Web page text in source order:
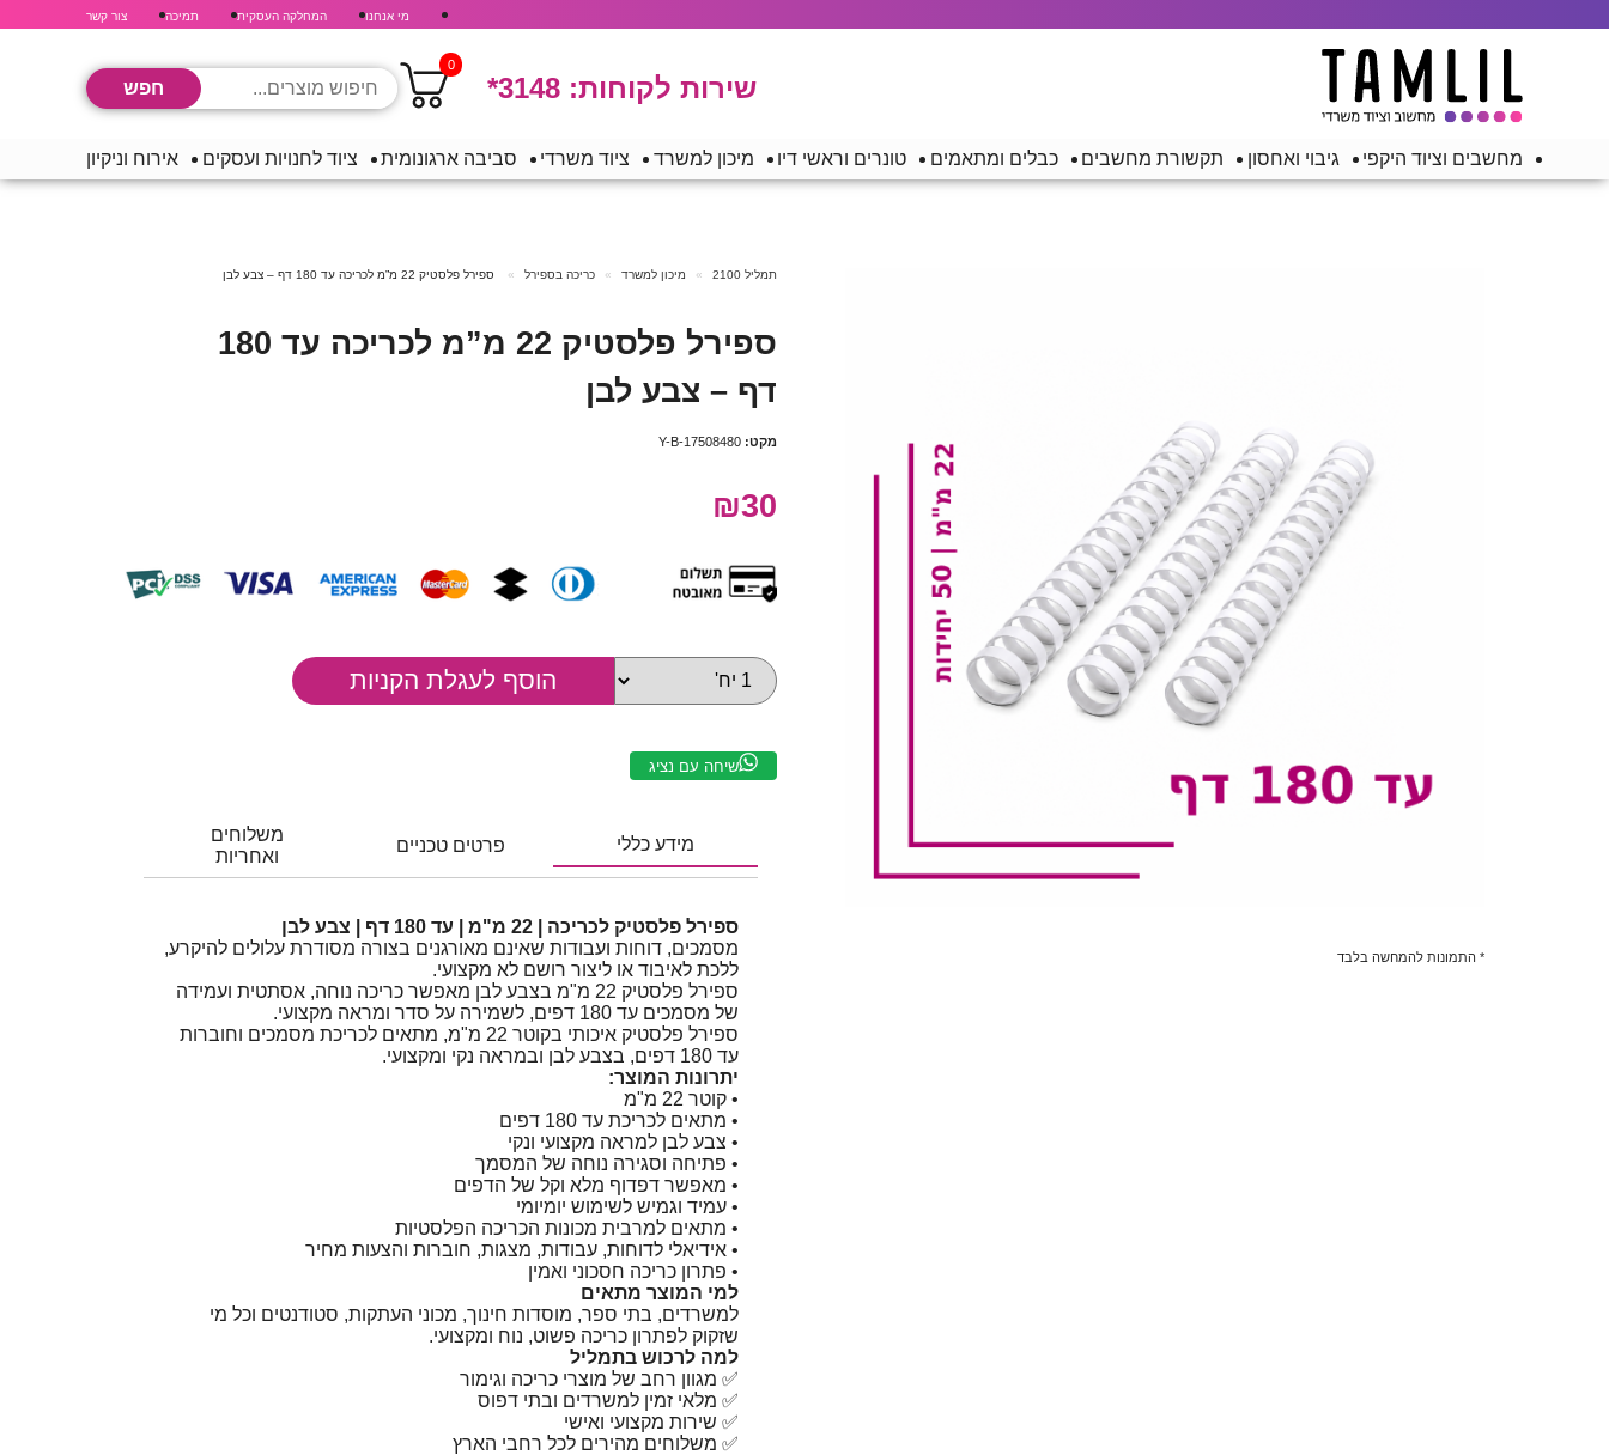
מי אנחנו המחלקה העסקית תמיכה צור קשר
שירות לקוחות: *3148
0
מחשבים וציוד היקפי גיבוי ואחסון תקשורת מחשבים כבלים ומתאמים טונרים וראשי דיו מיכון למשרד ציוד משרדי סביבה ארגונומית ציוד לחנויות ועסקים אירוח וניקיון
* התמונות להמחשה בלבד
תמליל 2100 מיכון למשרד כריכה בספירל ספירל פלסטיק 22 מ”מ לכריכה עד 180 דף – צבע לבן
ספירל פלסטיק 22 מ”מ לכריכה עד 180
דף – צבע לבן
מקט: Y-B-17508480
₪30
שיחה עם נציג
מידע כללי פרטים טכניים
משלוחים
ואחריות
ספירל פלסטיק לכריכה | 22 מ"מ | עד 180 דף | צבע לבן
מסמכים, דוחות ועבודות שאינם מאורגנים בצורה מסודרת עלולים להיקרע,
ללכת לאיבוד או ליצור רושם לא מקצועי.
ספירל פלסטיק 22 מ"מ בצבע לבן מאפשר כריכה נוחה, אסתטית ועמידה
של מסמכים עד 180 דפים, לשמירה על סדר ומראה מקצועי.
ספירל פלסטיק איכותי בקוטר 22 מ"מ, מתאים לכריכת מסמכים וחוברות
עד 180 דפים, בצבע לבן ובמראה נקי ומקצועי.
יתרונות המוצר:
• קוטר 22 מ"מ
• מתאים לכריכת עד 180 דפים
• צבע לבן למראה מקצועי ונקי
• פתיחה וסגירה נוחה של המסמך
• מאפשר דפדוף מלא וקל של הדפים
• עמיד וגמיש לשימוש יומיומי
• מתאים למרבית מכונות הכריכה הפלסטיות
• אידיאלי לדוחות, עבודות, מצגות, חוברות והצעות מחיר
• פתרון כריכה חסכוני ואמין
למי המוצר מתאים
למשרדים, בתי ספר, מוסדות חינוך, מכוני העתקות, סטודנטים וכל מי
שזקוק לפתרון כריכה פשוט, נוח ומקצועי.
למה לרכוש בתמליל
✅ מגוון רחב של מוצרי כריכה וגימור
✅ מלאי זמין למשרדים ובתי דפוס
✅ שירות מקצועי ואישי
✅ משלוחים מהירים לכל רחבי הארץ